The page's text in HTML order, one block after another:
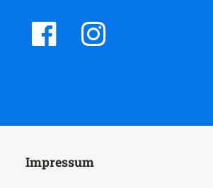
Impressum